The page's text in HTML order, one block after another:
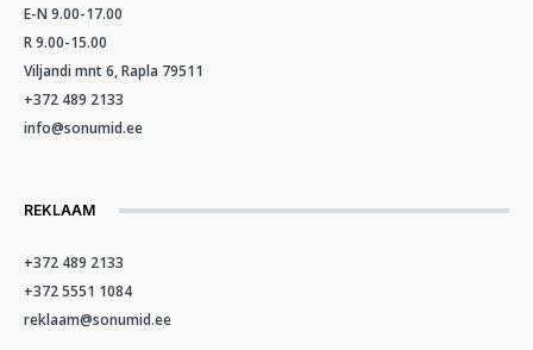
E-N 9.00-17.00
R 9.00-15.00
Viljandi mnt 6, Rapla 79511
+372 489 2133
info@sonumid.ee
REKLAAM
+372 489 2133
+372 5551 1084
reklaam@sonumid.ee